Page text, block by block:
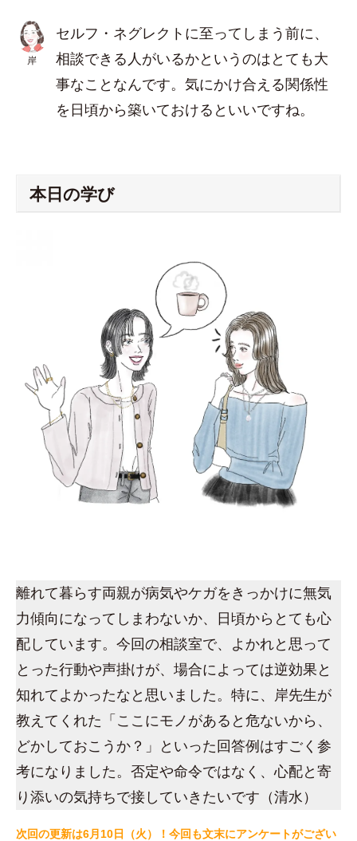
岸
セルフ・ネグレクトに至ってしまう前に、
相談できる人がいるかというのはとても大
事なことなんです。気にかけ合える関係性
を日頃から築いておけるといいですね。
本日の学び
離れて暮らす両親が病気やケガをきっかけに無気
力傾向になってしまわないか、日頃からとても心
配しています。今回の相談室で、よかれと思って
とった行動や声掛けが、場合によっては逆効果と
知れてよかったなと思いました。特に、岸先生が
教えてくれた「ここにモノがあると危ないから、
どかしておこうか？」といった回答例はすごく参
考になりました。否定や命令ではなく、心配と寄
り添いの気持ちで接していきたいです（清水）
次回の更新は6月10日（火）！今回も文末にアンケートがござい